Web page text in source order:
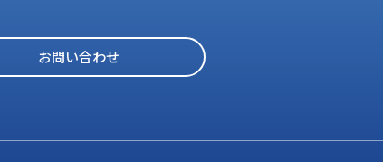
お問い合わせ